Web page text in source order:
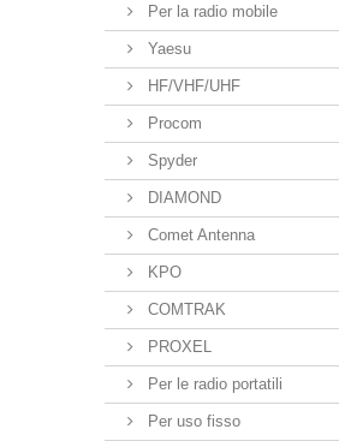
Per la radio mobile
Yaesu
HF/VHF/UHF
Procom
Spyder
DIAMOND
Comet Antenna
KPO
COMTRAK
PROXEL
Per le radio portatili
Per uso fisso